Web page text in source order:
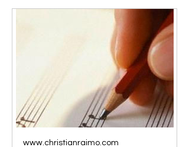
www.christianraimo.com